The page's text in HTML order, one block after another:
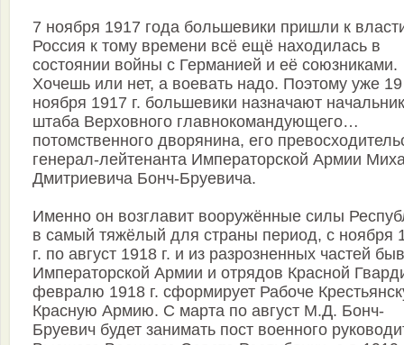
7 ноября 1917 года большевики пришли к
Россия к тому времени всё ещё находилась в
состоянии войны с Германией и её союзниками.
Хочешь или нет, а воевать надо. Поэтому уже 19
ноября 1917 г. большевики назначают
штаба Верховного главнокомандующего…
потомственного дворянина, его
генерал-лейтенанта Императорской Армии
Дмитриевича Бонч-Бруевича.
Именно он возглавит вооружённые силы
в самый тяжёлый для страны период, с ноября
г. по август 1918 г. и из разрозненных частей
Императорской Армии и отрядов Красной
февралю 1918 г. сформирует Рабоче
Красную Армию. С марта по август М.Д. Бонч-
Бруевич будет занимать пост военного